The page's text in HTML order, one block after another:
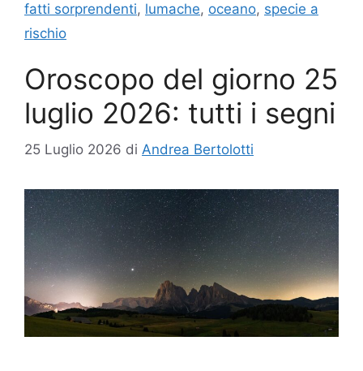
fatti sorprendenti, lumache, oceano, specie a
rischio
Oroscopo del giorno 25
luglio 2026: tutti i segni
25 Luglio 2026 di Andrea Bertolotti